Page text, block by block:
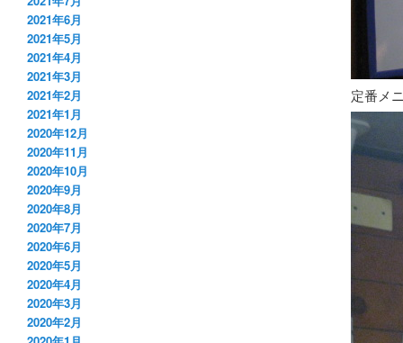
定番メ
2021年6月
2021年5月
2021年4月
2021年3月
2021年2月
2021年1月
2020年12月
2020年11月
2020年10月
2020年9月
2020年8月
2020年7月
2020年6月
2020年5月
2020年4月
2020年3月
2020年2月